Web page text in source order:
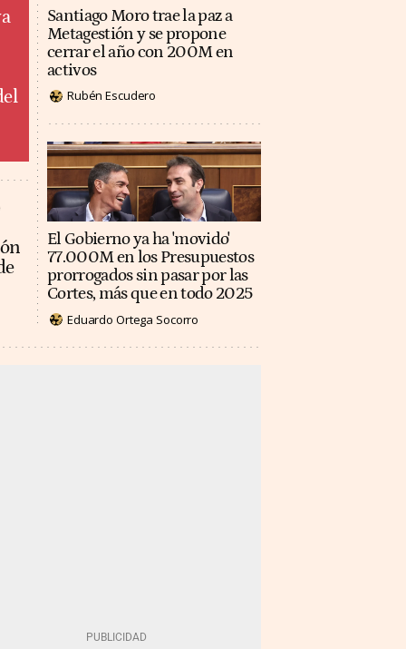
Santiago Moro trae la paz a
Metagestión y se propone
cerrar el año con 200M en
activos
Rubén Escudero
El Gobierno ya ha 'movido'
77.000M en los Presupuestos
prorrogados sin pasar por las
Cortes, más que en todo 2025
Eduardo Ortega Socorro